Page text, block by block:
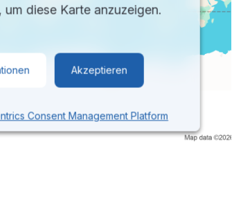
um diese Karte anzuzeigen.
Akzeptieren
Consent Management Platform